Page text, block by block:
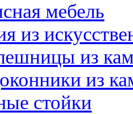
мебель
из
из
из
стойки